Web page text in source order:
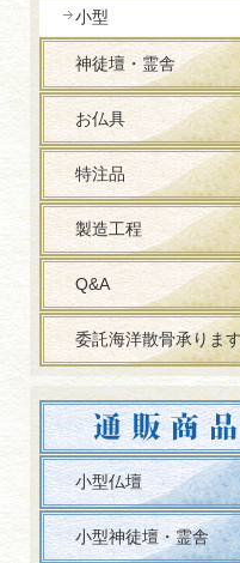
小型
神徒壇・霊舎
お仏具
特注品
製造工程
Q&A
委託海洋散骨承りま
小型仏壇
小型神徒壇・霊舎